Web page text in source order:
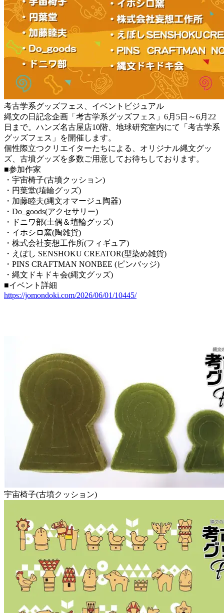
考古学系グッズフェス、イベントビジュアル
縄文の日記念企画「考古学系グッズフェス」6月5日～6月22
日まで。ハンズ名古屋店10階、地球研究室内にて「考古学系
グッズフェス」を開催します。
個性際立つクリエイターたちによる、オリジナル縄文グッ
ズ、古墳グッズを多数ご用意してお待ちしております。
■参加作家
・宇宙椅子(古墳クッション)
・円葉堂(埴輪グッズ)
・加藤睦夫(縄文オマージュ陶器)
・Do_goods(アクセサリー)
・ドニワ部(土偶＆埴輪グッズ)
・イホシロ窯(陶雑貨)
・株式会社妄想工作所(フィギュア)
・えぼし SENSHOKU CREATOR(型染め雑貨)
・PINS CRAFTMAN NONBEE (ピンバッジ)
・縄文ドキドキ会(縄文グッズ)
■イベント詳細
https://jomondoki.com/2026/06/01/10445/
宇宙椅子(古墳クッション)